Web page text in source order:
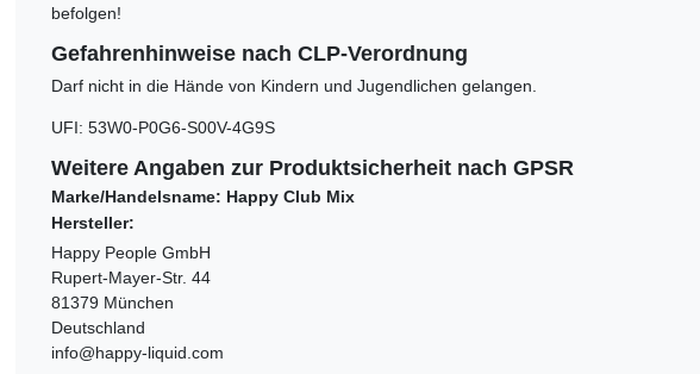
befolgen!
Gefahrenhinweise nach CLP-Verordnung
Darf nicht in die Hände von Kindern und Jugendlichen gelangen.
UFI: 53W0-P0G6-S00V-4G9S
Weitere Angaben zur Produktsicherheit nach GPSR
Marke/Handelsname: Happy Club Mix
Hersteller:
Happy People GmbH
Rupert-Mayer-Str. 44
81379 München
Deutschland
info@happy-liquid.com